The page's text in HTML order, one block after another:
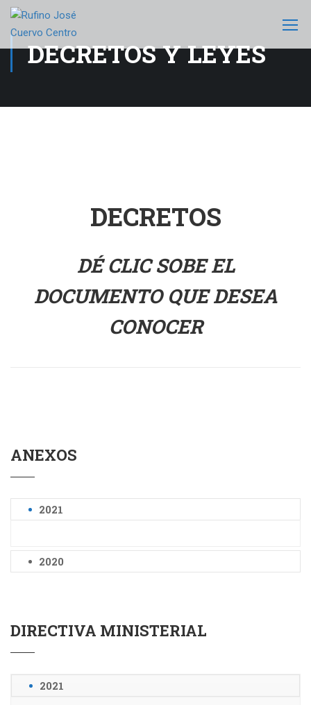
DECRETOS Y LEYES
DECRETOS
DÉ CLIC SOBE EL
DOCUMENTO QUE DESEA
CONOCER
ANEXOS
2021
2020
DIRECTIVA MINISTERIAL
2021